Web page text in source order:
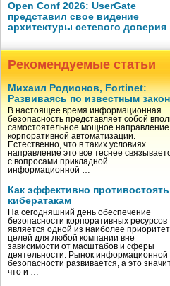
Open Conf 2026: UserGate
представил свое видение
архитектуры сетевого доверия
Рекомендуемые статьи
Михаил Родионов, Fortinet:
Развиваясь по известным
В настоящее время информационная
безопасность представляет собой
самостоятельное мощное направление
корпоративной автоматизации.
Естественно, что в таких условиях
направление это все теснее
с вопросами прикладной
информационной …
Как эффективно противостоять
кибератакам
На сегодняшний день обеспечение
безопасности корпоративных ресурсов
является одной из наиболее
целей для любой компании вне
зависимости от масштабов и сферы
деятельности. Рынок информационной
безопасности развивается, а это
что и …